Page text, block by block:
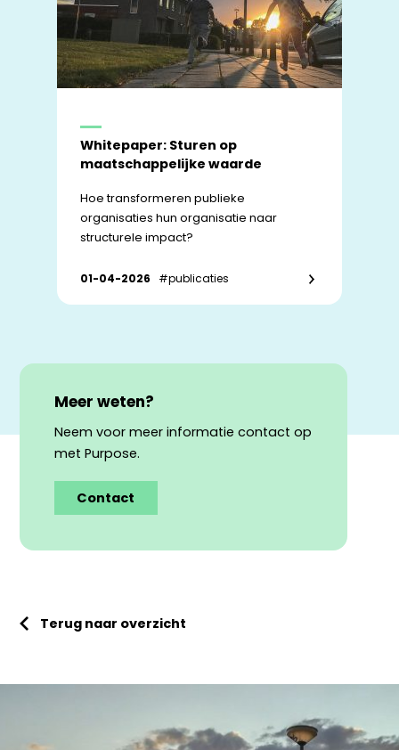
Whitepaper: Sturen op
maatschappelijke waarde
Hoe transformeren publieke
organisaties hun organisatie naar
structurele impact?
01-04-2026 #publicaties
Meer weten?
Neem voor meer informatie contact op
met Purpose.
Contact
Terug naar overzicht